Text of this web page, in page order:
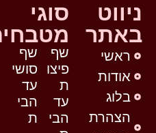
ניווט
באתר
ראשי
אודות
בלוג
הצהרת
סוגי
שף
פיצו
ת
עד
הבי
שף
סושי
עד
הבי
ת